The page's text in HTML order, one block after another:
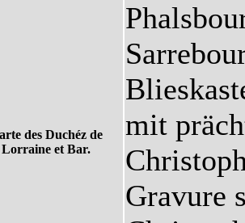
des Duchéz de
Lorraine et Bar.
mit
Gravure